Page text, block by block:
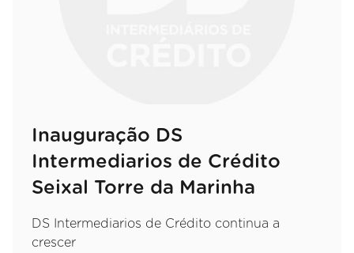
Inauguração DS
Intermediarios de Crédito
Seixal Torre da Marinha
DS Intermediarios de Crédito continua a
crescer